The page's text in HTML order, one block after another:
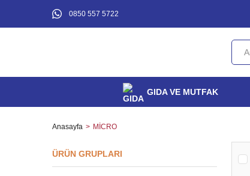
0850 557 5722
GIDA VE MUTFAK
Anasayfa MİCRO
ÜRÜN GRUPLARI